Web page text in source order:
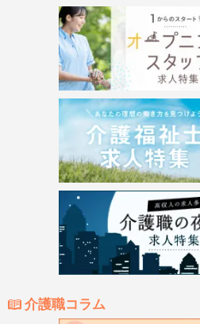
介護職コラム